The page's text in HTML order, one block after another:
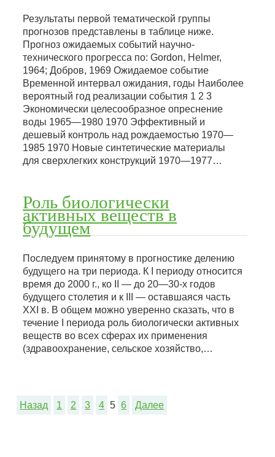
Результаты первой тематической группы
прогнозов представлены в таблице ниже.
Прогноз ожидаемых событий научно-
технического прогресса по: Gordon, Helmer,
1964; Добров, 1969 Ожидаемое событие
Временной интервал ожидания, годы Наиболее
вероятный год реализации события 1 2 3
Экономически целесообразное опреснение
воды 1965—1980 1970 Эффективный и
дешевый контроль над рождаемостью 1970—
1985 1970 Новые синтетические материалы
для сверхлегких конструкций 1970—1977…
Роль биологически
активных веществ в
будущем
Последуем принятому в прогностике делению
будущего на три периода. К I периоду относится
время до 2000 г., ко II — до 20—30-х годов
будущего столетия и к III — оставшаяся часть
XXI в. В общем можно уверенно сказать, что в
течение I периода роль биологически активных
веществ во всех сферах их применения
(здравоохранение, сельское хозяйство,…
Назад 1 2 3 4 5 6 Далее